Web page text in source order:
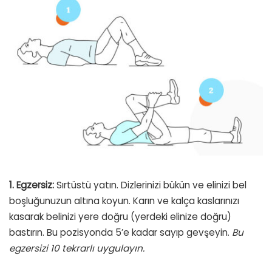
1. Egzersiz:Sırtüstü yatın. Dizlerinizi bükün ve elinizi bel
boşluğunuzun altına koyun. Karın ve kalça kaslarınızı
kasarak belinizi yere doğru (yerdeki elinize doğru)
bastırın. Bu pozisyonda 5’e kadar sayıp gevşeyin. Bu
egzersizi 10 tekrarlı uygulayın.